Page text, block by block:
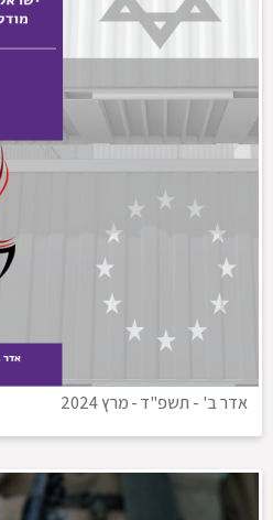
אדר ב' - תשפ"ד-מרץ 2024